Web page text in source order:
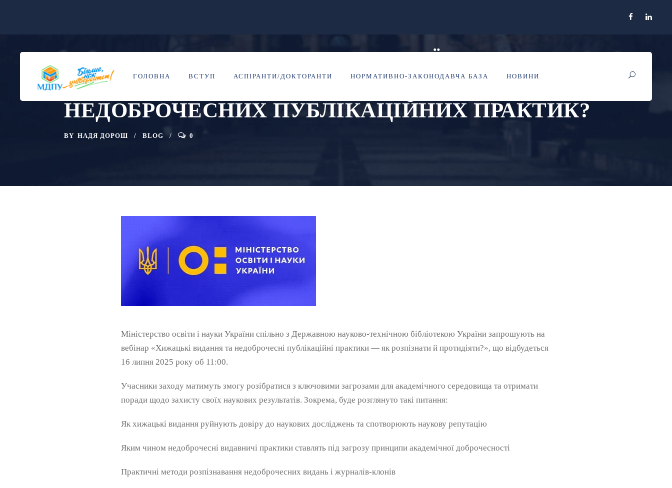
ГОЛОВНА ВСТУП АСПІРАНТИ/ДОКТОРАНТИ НОРМАТИВНО-ЗАКОНОДАВЧА БАЗА НОВИНИ
15
ВЕБІНАР ВІД МОН ТА ДНТБ УКРАЇНИ: ЯК
РОЗПІЗНАТИ ХИЖАЦЬКІ ВИДАННЯ Й УНИКНУТИ
НЕДОБРОЧЕСНИХ ПУБЛІКАЦІЙНИХ ПРАКТИК?
BY НАДЯ ДОРОШ BLOG 0
Міністерство освіти і науки України спільно з Державною науково-технічною бібліотекою України запрошують на
вебінар «Хижацькі видання та недоброчесні публікаційні практики — як розпізнати й протидіяти?», що відбудеться
16 липня 2025 року об 11:00.
Учасники заходу матимуть змогу розібратися з ключовими загрозами для академічного середовища та отримати
поради щодо захисту своїх наукових результатів. Зокрема, буде розглянуто такі питання:
Як хижацькі видання руйнують довіру до наукових досліджень та спотворюють наукову репутацію
Яким чином недоброчесні видавничі практики ставлять під загрозу принципи академічної доброчесності
Практичні методи розпізнавання недоброчесних видань і журналів-клонів